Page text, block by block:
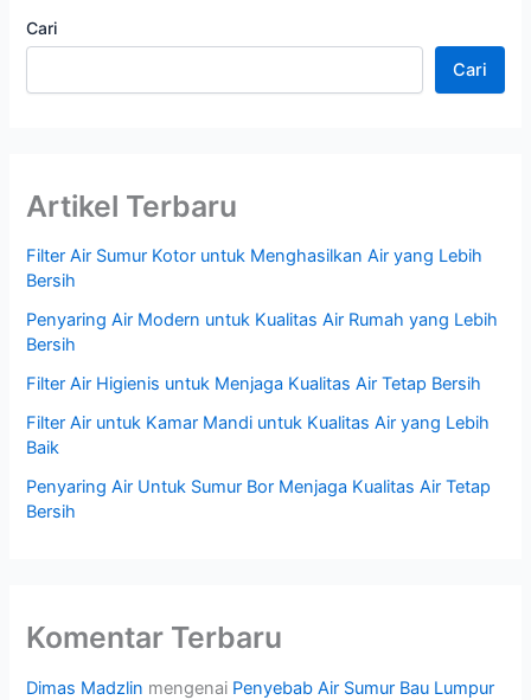
Cari
Cari
Artikel Terbaru
Filter Air Sumur Kotor untuk Menghasilkan Air yang Lebih
Bersih
Penyaring Air Modern untuk Kualitas Air Rumah yang Lebih
Bersih
Filter Air Higienis untuk Menjaga Kualitas Air Tetap Bersih
Filter Air untuk Kamar Mandi untuk Kualitas Air yang Lebih
Baik
Penyaring Air Untuk Sumur Bor Menjaga Kualitas Air Tetap
Bersih
Komentar Terbaru
Dimas Madzlin mengenai Penyebab Air Sumur Bau Lumpur